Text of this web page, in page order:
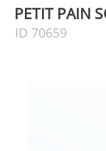
PETIT PAIN
ID 70659